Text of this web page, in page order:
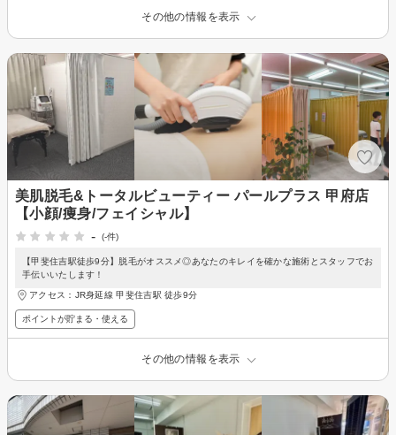
その他の情報を表示
美肌脱毛&トータルビューティー パールプラス 甲府店
【小顔/痩身/フェイシャル】
-
(-件)
【甲斐住吉駅徒歩9分】脱毛がオススメ◎あなたのキレイを確かな施術とスタッフでお
手伝いいたします！
アクセス：JR身延線 甲斐住吉駅 徒歩9分
ポイントが貯まる・使える
その他の情報を表示